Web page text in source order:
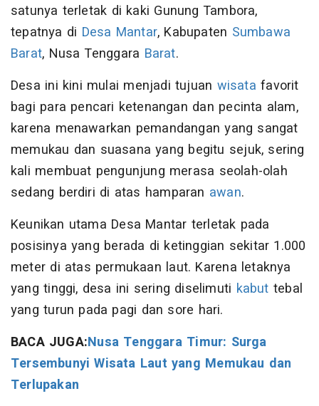
satunya terletak di kaki Gunung Tambora,
tepatnya di Desa Mantar, Kabupaten Sumbawa
Barat, Nusa Tenggara Barat.
Desa ini kini mulai menjadi tujuan wisata favorit
bagi para pencari ketenangan dan pecinta alam,
karena menawarkan pemandangan yang sangat
memukau dan suasana yang begitu sejuk, sering
kali membuat pengunjung merasa seolah-olah
sedang berdiri di atas hamparan awan.
Keunikan utama Desa Mantar terletak pada
posisinya yang berada di ketinggian sekitar 1.000
meter di atas permukaan laut. Karena letaknya
yang tinggi, desa ini sering diselimuti kabut tebal
yang turun pada pagi dan sore hari.
BACA JUGA:Nusa Tenggara Timur: Surga
Tersembunyi Wisata Laut yang Memukau dan
Terlupakan